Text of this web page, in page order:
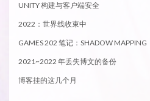
UNITY 构建与客户端安全
2022：世界线收束中
GAMES 202 笔记：SHADOW MAPPING
2021~2022 年丢失博文的备份
博客挂的这几个月